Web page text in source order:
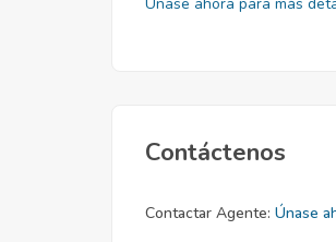
Contáctenos
Contactar Agente: Únase